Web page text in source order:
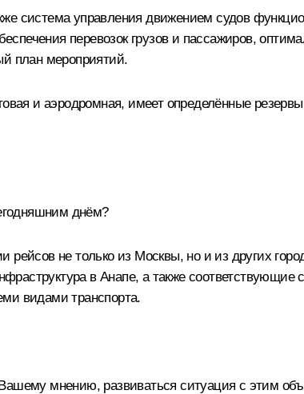
система управления движением судов
перевозок грузов и пассажиров,
план мероприятий.
и аэродромная, имеет определённые
днём?
рейсов не только из Москвы, но и из других
в Анапе, а также соответствующие
видами транспорта.
мнению, развиваться ситуация с этим